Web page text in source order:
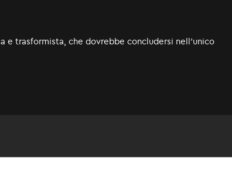
e trasformista, che dovrebbe concludersi nell’unico